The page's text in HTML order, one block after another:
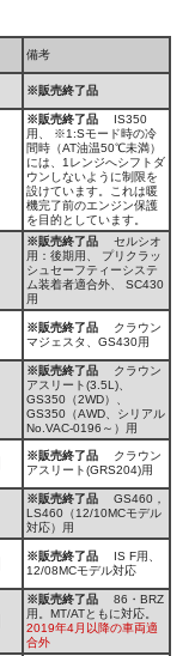
備考
※販売終了品
※販売終了品 IS350
用、 ※1:Sモード時の冷
間時（AT油温50℃未満）
には、1レンジへシフトダ
ウンしないように制限を
設けています。これは暖
機完了前のエンジン保護
を目的としています。
※販売終了品 セルシオ
用：後期用、 プリクラッ
シュセーフティーシステ
ム装着者適合外、 SC430
用
※販売終了品 クラウン
マジェスタ、GS430用
※販売終了品 クラウン
アスリート(3.5L)、
GS350（2WD）、
GS350（AWD、シリアル
No.VAC-0196～）用
※販売終了品 クラウン
アスリート(GRS204)用
※販売終了品 GS460，
LS460（12/10MCモデル
対応）用
※販売終了品 IS F用、
12/08MCモデル対応
※販売終了品 86・BRZ
用。MT/ATともに対応。
2019年4月以降の車両適
合外